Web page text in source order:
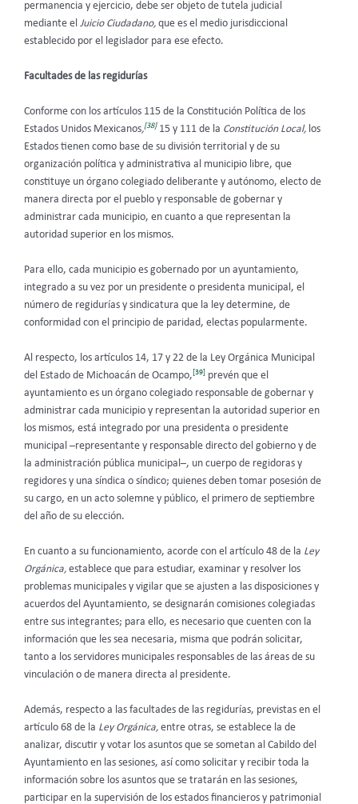
permanencia y ejercicio, debe ser objeto de tutela judicial
mediante el Juicio Ciudadano, que es el medio jurisdiccional
establecido por el legislador para ese efecto.
Facultades de las regidurías
Conforme con los artículos 115 de la Constitución Política de los
Estados Unidos Mexicanos,[38] 15 y 111 de la Constitución Local, los
Estados tienen como base de su división territorial y de su
organización política y administrativa al municipio libre, que
constituye un órgano colegiado deliberante y autónomo, electo de
manera directa por el pueblo y responsable de gobernar y
administrar cada municipio, en cuanto a que representan la
autoridad superior en los mismos.
Para ello, cada municipio es gobernado por un ayuntamiento,
integrado a su vez por un presidente o presidenta municipal, el
número de regidurías y sindicatura que la ley determine, de
conformidad con el principio de paridad, electas popularmente.
Al respecto, los artículos 14, 17 y 22 de la Ley Orgánica Municipal
del Estado de Michoacán de Ocampo,[39] prevén que el
ayuntamiento es un órgano colegiado responsable de gobernar y
administrar cada municipio y representan la autoridad superior en
los mismos, está integrado por una presidenta o presidente
municipal –representante y responsable directo del gobierno y de
la administración pública municipal–, un cuerpo de regidoras y
regidores y una síndica o síndico; quienes deben tomar posesión de
su cargo, en un acto solemne y público, el primero de septiembre
del año de su elección.
En cuanto a su funcionamiento, acorde con el artículo 48 de la Ley
Orgánica, establece que para estudiar, examinar y resolver los
problemas municipales y vigilar que se ajusten a las disposiciones y
acuerdos del Ayuntamiento, se designarán comisiones colegiadas
entre sus integrantes; para ello, es necesario que cuenten con la
información que les sea necesaria, misma que podrán solicitar,
tanto a los servidores municipales responsables de las áreas de su
vinculación o de manera directa al presidente.
Además, respecto a las facultades de las regidurías, previstas en el
artículo 68 de la Ley Orgánica, entre otras, se establece la de
analizar, discutir y votar los asuntos que se sometan al Cabildo del
Ayuntamiento en las sesiones, así como solicitar y recibir toda la
información sobre los asuntos que se tratarán en las sesiones,
participar en la supervisión de los estados financieros y patrimonial